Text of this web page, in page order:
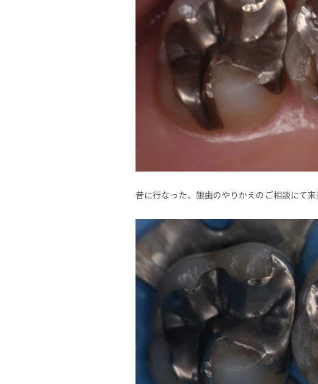
昔に行なった、銀歯のやりかえのご相談にて来